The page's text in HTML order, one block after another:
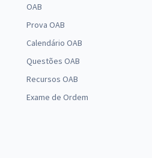
OAB
Prova OAB
Calendário OAB
Questões OAB
Recursos OAB
Exame de Ordem